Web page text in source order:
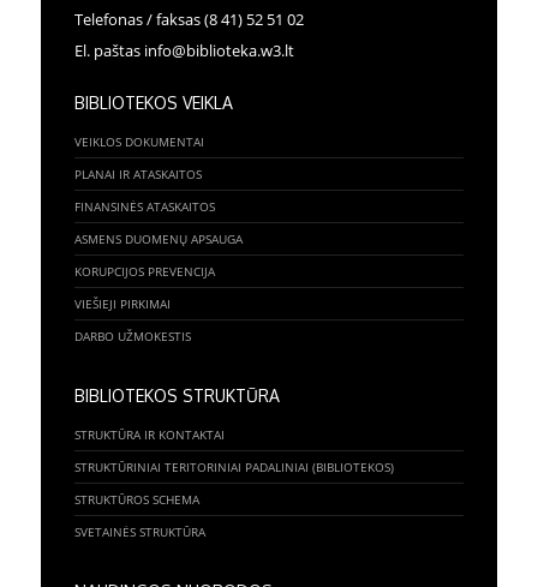
Telefonas / faksas (8 41) 52 51 02
El. paštas info@biblioteka.w3.lt
BIBLIOTEKOS VEIKLA
VEIKLOS DOKUMENTAI
PLANAI IR ATASKAITOS
FINANSINĖS ATASKAITOS
ASMENS DUOMENŲ APSAUGA
KORUPCIJOS PREVENCIJA
VIEŠIEJI PIRKIMAI
DARBO UŽMOKESTIS
BIBLIOTEKOS STRUKTŪRA
STRUKTŪRA IR KONTAKTAI
STRUKTŪRINIAI TERITORINIAI PADALINIAI (BIBLIOTEKOS)
STRUKTŪROS SCHEMA
SVETAINĖS STRUKTŪRA